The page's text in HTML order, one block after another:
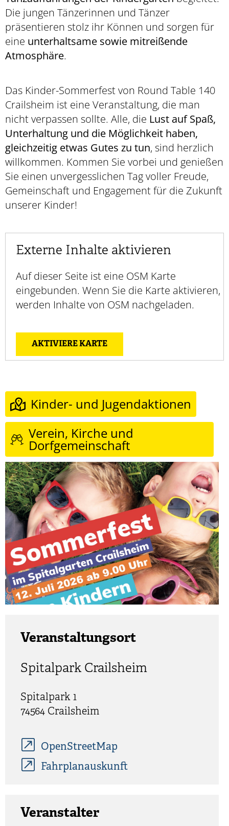
Die jungen Tänzerinnen und Tänzer
präsentieren stolz ihr Können und sorgen für
eine unterhaltsame sowie mitreißende
Atmosphäre.
Das Kinder-Sommerfest von Round Table 140
Crailsheim ist eine Veranstaltung, die man
nicht verpassen sollte. Alle, die Lust auf Spaß,
Unterhaltung und die Möglichkeit haben,
gleichzeitig etwas Gutes zu tun, sind herzlich
willkommen. Kommen Sie vorbei und genießen
Sie einen unvergesslichen Tag voller Freude,
Gemeinschaft und Engagement für die Zukunft
unserer Kinder!
Externe Inhalte aktivieren
Auf dieser Seite ist eine OSM Karte
eingebunden. Wenn Sie die Karte aktivieren,
werden Inhalte von OSM nachgeladen.
AKTIVIERE KARTE
Kinder- und Jugendaktionen
Verein, Kirche und
Dorfgemeinschaft
Veranstaltungsort
Spitalpark Crailsheim
Spitalpark 1
74564 Crailsheim
OpenStreetMap
Fahrplanauskunft
Veranstalter